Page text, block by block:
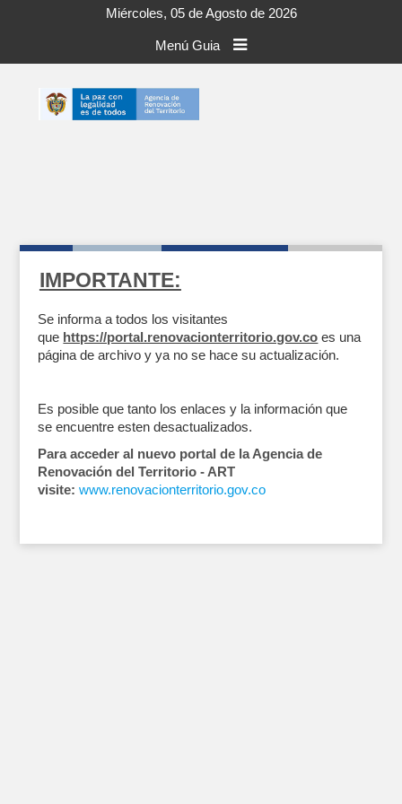
Miércoles, 05 de Agosto de 2026
Menú Guia
IMPORTANTE:
Se informa a todos los visitantes
que https://portal.renovacionterritorio.gov.co es una
página de archivo y ya no se hace su actualización.
Es posible que tanto los enlaces y la información que
se encuentre esten desactualizados.
Para acceder al nuevo portal de la Agencia de
Renovación del Territorio - ART
visite: www.renovacionterritorio.gov.co